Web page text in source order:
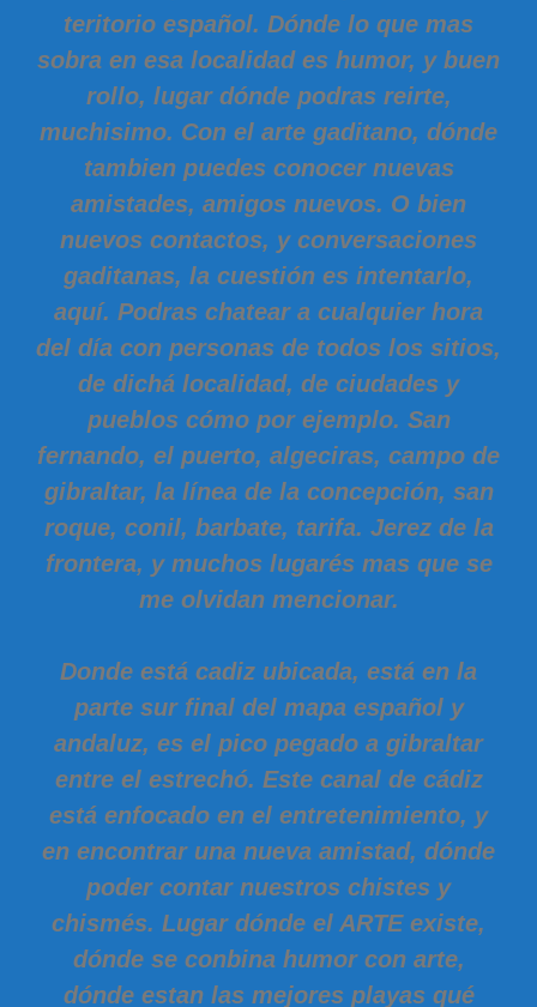
teritorio español. Dónde lo que mas
sobra en esa localidad es humor, y buen
rollo, lugar dónde podras reirte,
muchisimo. Con el arte gaditano, dónde
tambien puedes conocer nuevas
amistades, amigos nuevos. O bien
nuevos contactos, y conversaciones
gaditanas, la cuestión es intentarlo,
aquí. Podras chatear a cualquier hora
del día con personas de todos los sitios,
de dichá localidad, de ciudades y
pueblos cómo por ejemplo. San
fernando, el puerto, algeciras, campo de
gibraltar, la línea de la concepción, san
roque, conil, barbate, tarifa. Jerez de la
frontera, y muchos lugarés mas que se
me olvidan mencionar.
Donde está cadiz ubicada, está en la
parte sur final del mapa español y
andaluz, es el pico pegado a gibraltar
entre el estrechó. Este canal de cádiz
está enfocado en el entretenimiento, y
en encontrar una nueva amistad, dónde
poder contar nuestros chistes y
chismés. Lugar dónde el ARTE existe,
dónde se conbina humor con arte,
dónde estan las mejores playas qué